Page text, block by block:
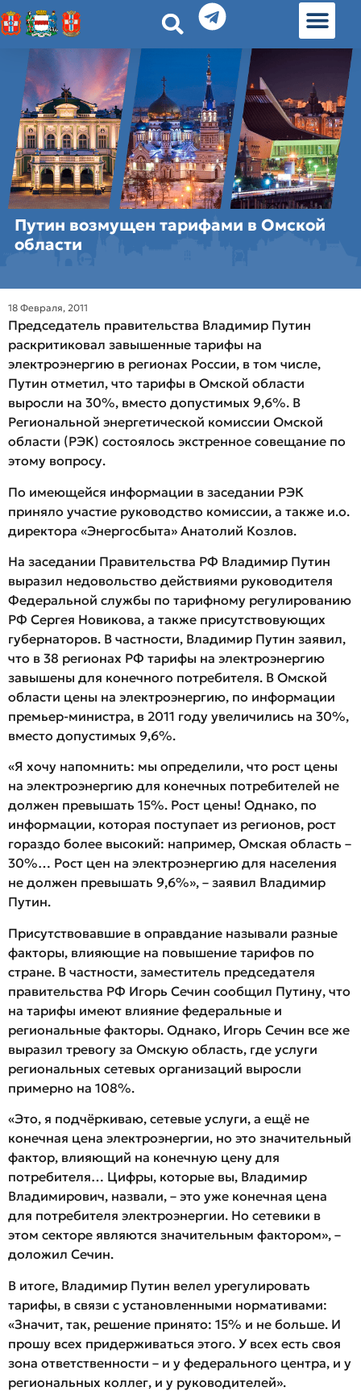
Путин возмущен тарифами в Омской
области
18 Февраля, 2011
Председатель правительства Владимир Путин
раскритиковал завышенные тарифы на
электроэнергию в регионах России, в том числе,
Путин отметил, что тарифы в Омской области
выросли на 30%, вместо допустимых 9,6%. В
Региональной энергетической комиссии Омской
области (РЭК) состоялось экстренное совещание по
этому вопросу.
По имеющейся информации в заседании РЭК
приняло участие руководство комиссии, а также и.о.
директора «Энергосбыта» Анатолий Козлов.
На заседании Правительства РФ Владимир Путин
выразил недовольство действиями руководителя
Федеральной службы по тарифному регулированию
РФ Сергея Новикова, а также присутствовующих
губернаторов. В частности, Владимир Путин заявил,
что в 38 регионах РФ тарифы на электроэнергию
завышены для конечного потребителя. В Омской
области цены на электроэнергию, по информации
премьер-министра, в 2011 году увеличились на 30%,
вместо допустимых 9,6%.
«Я хочу напомнить: мы определили, что рост цены
на электроэнергию для конечных потребителей не
должен превышать 15%. Рост цены! Однако, по
информации, которая поступает из регионов, рост
гораздо более высокий: например, Омская область –
30%… Рост цен на электроэнергию для населения
не должен превышать 9,6%», – заявил Владимир
Путин.
Присутствовавшие в оправдание называли разные
факторы, влияющие на повышение тарифов по
стране. В частности, заместитель председателя
правительства РФ Игорь Сечин сообщил Путину, что
на тарифы имеют влияние федеральные и
региональные факторы. Однако, Игорь Сечин все же
выразил тревогу за Омскую область, где услуги
региональных сетевых организаций выросли
примерно на 108%.
«Это, я подчёркиваю, сетевые услуги, а ещё не
конечная цена электроэнергии, но это значительный
фактор, влияющий на конечную цену для
потребителя… Цифры, которые вы, Владимир
Владимирович, назвали, – это уже конечная цена
для потребителя электроэнергии. Но сетевики в
этом секторе являются значительным фактором», –
доложил Сечин.
В итоге, Владимир Путин велел урегулировать
тарифы, в связи с установленными нормативами:
«Значит, так, решение принято: 15% и не больше. И
прошу всех придерживаться этого. У всех есть своя
зона ответственности – и у федерального центра, и у
региональных коллег, и у руководителей».